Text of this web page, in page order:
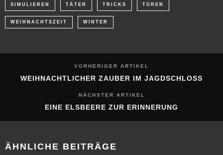
NÄCHSTER ARTIKEL
EINE ELSBEERE ZUR ERINNERUNG
ÄHNLICHE BEITRÄGE